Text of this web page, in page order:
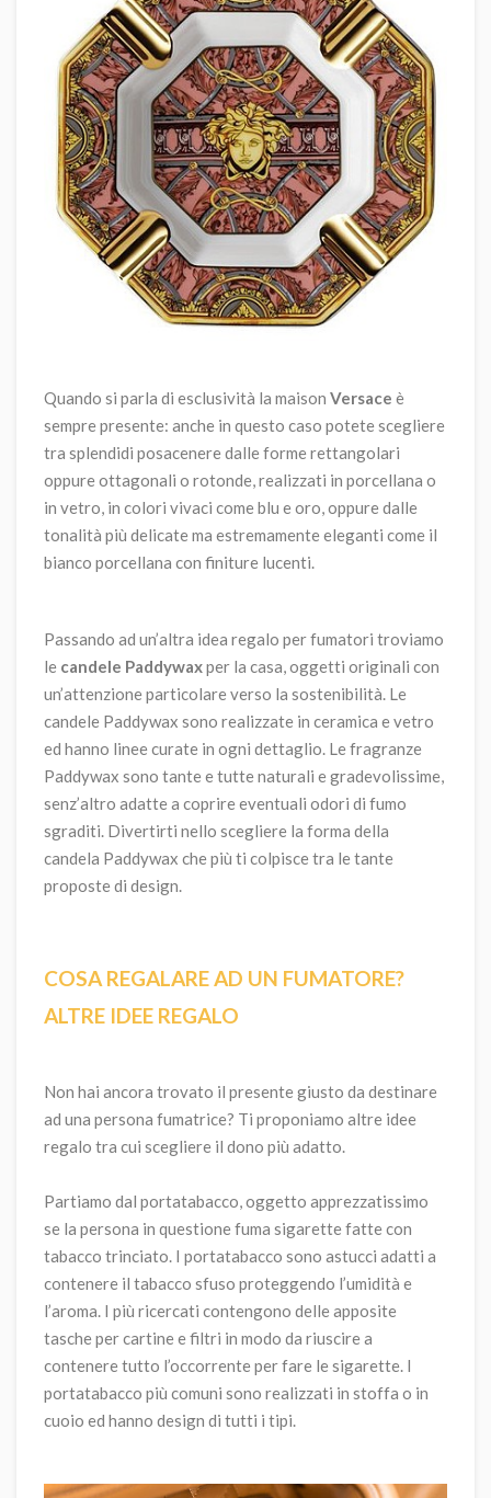
Quando si parla di esclusività la maison Versace è
sempre presente: anche in questo caso potete scegliere
tra splendidi posacenere dalle forme rettangolari
oppure ottagonali o rotonde, realizzati in porcellana o
in vetro, in colori vivaci come blu e oro, oppure dalle
tonalità più delicate ma estremamente eleganti come il
bianco porcellana con finiture lucenti.
Passando ad un’altra idea regalo per fumatori troviamo
le candele Paddywaxper la casa, oggetti originali con
un’attenzione particolare verso la sostenibilità. Le
candele Paddywax sono realizzate in ceramica e vetro
ed hanno linee curate in ogni dettaglio. Le fragranze
Paddywax sono tante e tutte naturali e gradevolissime,
senz’altro adatte a coprire eventuali odori di fumo
sgraditi. Divertirti nello scegliere la forma della
candela Paddywax che più ti colpisce tra le tante
proposte di design.
COSA REGALARE AD UN FUMATORE?
ALTRE IDEE REGALO
Non hai ancora trovato il presente giusto da destinare
ad una persona fumatrice? Ti proponiamo altre idee
regalo tra cui scegliere il dono più adatto.
Partiamo dal portatabacco, oggetto apprezzatissimo
se la persona in questione fuma sigarette fatte con
tabacco trinciato. I portatabacco sono astucci adatti a
contenere il tabacco sfuso proteggendo l’umidità e
l’aroma. I più ricercati contengono delle apposite
tasche per cartine e filtri in modo da riuscire a
contenere tutto l’occorrente per fare le sigarette. I
portatabacco più comuni sono realizzati in stoffa o in
cuoio ed hanno design di tutti i tipi.